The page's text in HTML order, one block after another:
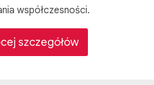
współczesności.
szczegółów